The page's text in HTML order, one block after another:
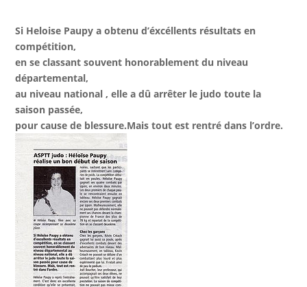
Si Heloise Paupy a obtenu d’éxcéllents résultats en
compétition,
en se classant souvent honorablement du niveau
départemental,
au niveau national , elle a dû arrêter le judo toute la
saison passée,
pour cause de blessure.Mais tout est rentré dans l’ordre.